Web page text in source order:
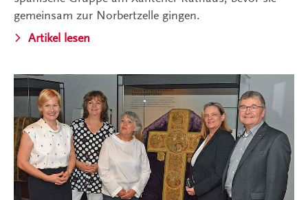
gemeinsam zur Norbertzelle gingen.
Artikel lesen